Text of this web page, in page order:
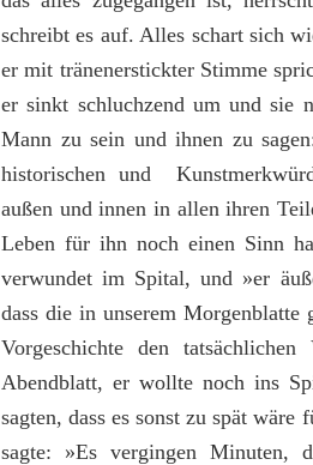
schreibt es auf. Alles schart sich
er mit tränenerstickter Stimme
er sinkt schluchzend um und sie
Mann zu sein und ihnen zu
historischen und
außen und innen in allen ihren
Leben für ihn noch einen Sinn
verwundet im Spital, und »er
dass die in unserem Morgenblatte
Vorgeschichte den
Abendblatt, er wollte noch ins
sagten, dass es sonst zu spät
sagte: »Es vergingen Minuten,